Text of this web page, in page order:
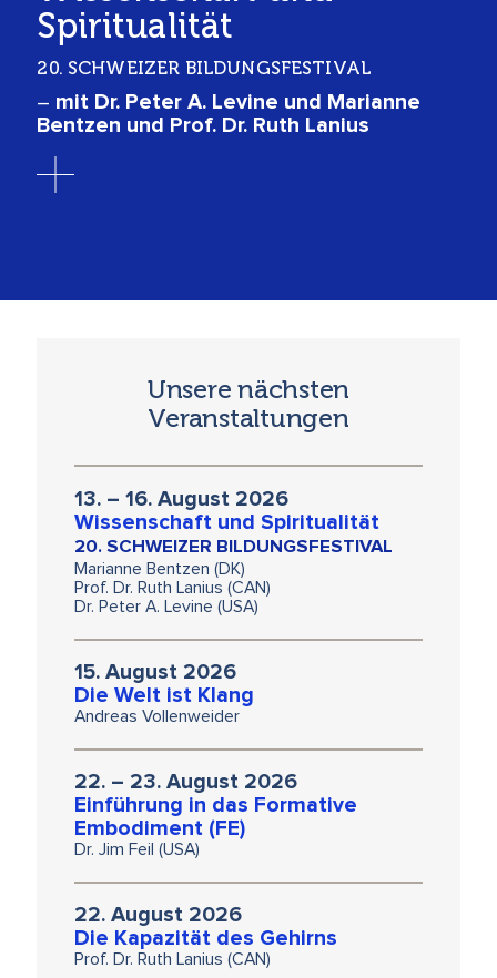
BILDUNGSFESTIVAL
Dr. Peter A. Levine und Marianne
und Prof. Dr. Ruth Lanius
Unsere nächsten
Veranstaltungen
13. – 16. August 2026
Wissenschaft und Spiritualität
20. SCHWEIZER BILDUNGSFESTIVAL
Marianne Bentzen (DK)
Prof. Dr. Ruth Lanius (CAN)
Dr. Peter A. Levine (USA)
15. August 2026
Die Welt ist Klang
Andreas Vollenweider
22. – 23. August 2026
Einführung in das Formative
Embodiment (FE)
Dr. Jim Feil (USA)
22. August 2026
Die Kapazität des Gehirns
Prof. Dr. Ruth Lanius (CAN)